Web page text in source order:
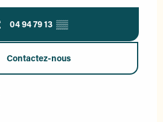
04 94 79 13 ▒▒
Contactez-nous